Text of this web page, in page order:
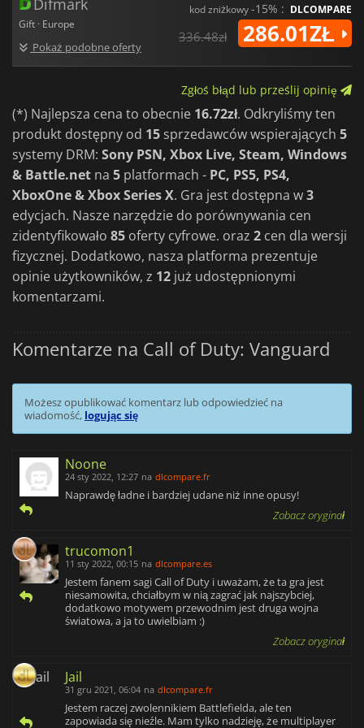
Difmark
Gift · Europe
Pokaż podobne oferty
kod zniżkowy-15% : DLCOMPARE
336.48zł 286.01ZŁ
Zgłoś błąd lub prześlij opinię
(*) Najlepsza cena to obecnie 16.72zł. Odkryliśmy ten
produkt dostępny od 15 sprzedawców wspierających 5
systemy DRM: Sony PSN, Xbox Live, Steam, Windows
& Battle.net na 5 platformach - PC, PS5, PS4,
XboxOne & Xbox Series X. Gra jest dostępna w3
edycjach. Nasze narzędzie do porównywania cen
zidentyfikowało 85 oferty cyfrowe. oraz 2 cen dla wersji
fizycznej. Dodatkowo, nasza platforma prezentuje
opinie użytkowników, z 12 już udostępnionymi
komentarzami.
Komentarze na Call of Duty: Vanguard
Możesz opublikować komentarz lub odpowiedzieć na
wiadomość, logując się
Noone
24 sty 2022, 12:27 na dlcompare.fr
Naprawdę ładne i bardziej udane niż inne opusy!
Zobacz oryginał
trucomon1
11 sty 2022, 00:15 na dlcompare.es
Jestem fanem sagi Call of Duty i uważam, że ta gra jest
niesamowita, chciałbym w nią zagrać jak najszybciej,
dodatkowo motywem przewodnim jest druga wojna
światowa, a ja to uwielbiam :)
Zobacz oryginał
Jail
31 gru 2021, 06:04 na dlcompare.fr
Jestem raczej zwolennikiem Battlefielda, ale ten
zapowiada się nieźle. Mam tylko nadzieję, że multiplayer